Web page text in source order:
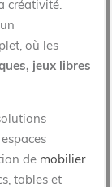
créativité.
où les
jeux libres
de mobilier
tables et